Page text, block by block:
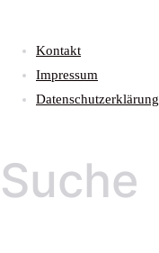
Kontakt
Impressum
Datenschutzerklärung
Suche